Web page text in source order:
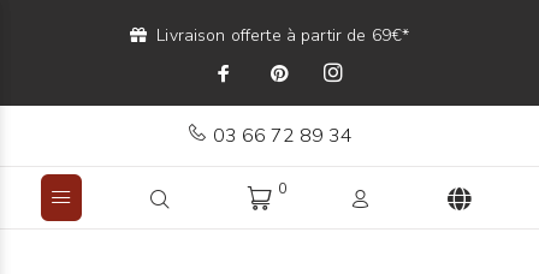
Livraison offerte à partir de 69€*
03 66 72 89 34
0